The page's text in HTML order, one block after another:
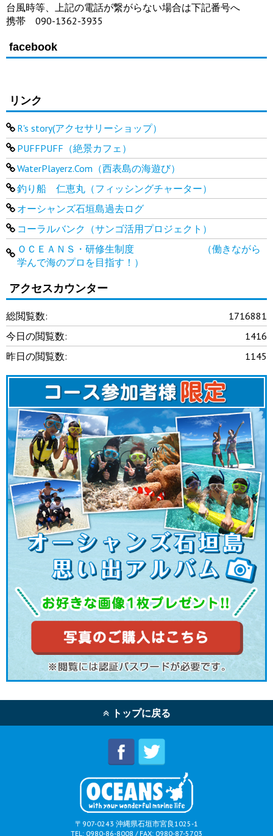
台風時等、上記の電話が繋がらない場合は下記番号へ
携帯 090-1362-3935
facebook
リンク
R's story(アクセサリーショップ）
PUFFPUFF（絶景カフェ）
WaterPlayerz.Com（西表島の海遊び）
釣り船 仁恵丸（フィッシングチャーター）
オーシャンズ石垣島過去ログ
コーラルバンク（サンゴ活用プロジェクト）
ＯＣＥＡＮＳ・研修生制度 （働きながら
学んで海のプロを目指す！）
アクセスカウンター
1716881
総閲覧数:
1416
今日の閲覧数:
1145
昨日の閲覧数:
トップに戻る
〒907-0243 沖縄県石垣市宮良1025-1
TEL: 0980-86-8008 / FAX: 0980-87-5703